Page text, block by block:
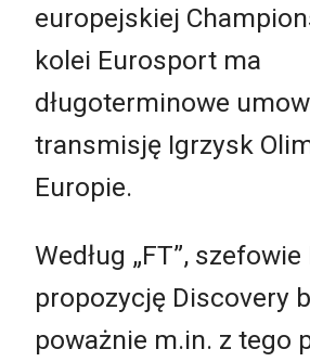
europejskiej
kolei Eurosport ma
długoterminowe
transmisję Igrzysk
Europie.
Według „FT”,
propozycję Discovery
poważnie m.in. z tego